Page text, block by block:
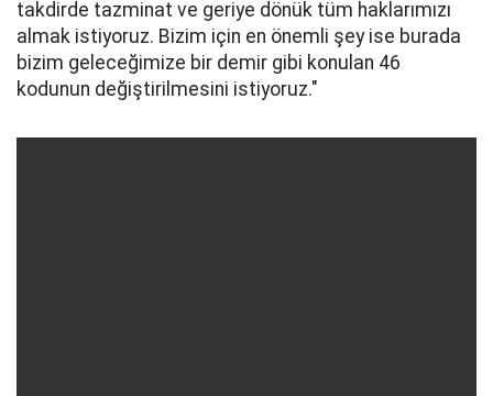
takdirde tazminat ve geriye dönük tüm haklarımızı
almak istiyoruz. Bizim için en önemli şey ise burada
bizim geleceğimize bir demir gibi konulan 46
kodunun değiştirilmesini istiyoruz."